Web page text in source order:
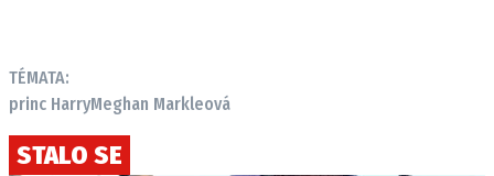
TÉMATA:
princ HarryMeghan Markleová
STALO SE